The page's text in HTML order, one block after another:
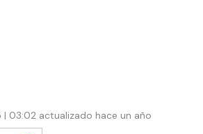
| 03:02 actualizado hace un año